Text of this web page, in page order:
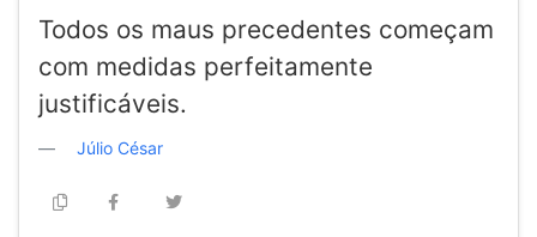
Todos os maus precedentes começam
com medidas perfeitamente
justificáveis.
Júlio César